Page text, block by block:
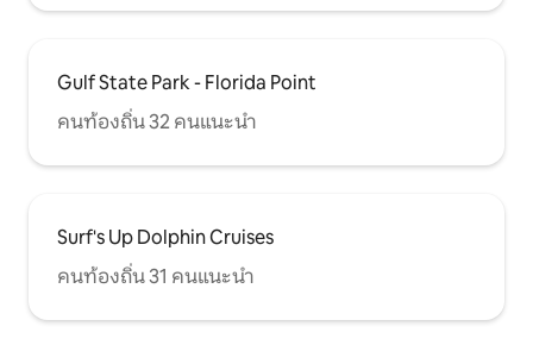
Gulf State Park - Florida Point
คนท้องถิ่น 32 คนแนะนำ
Surf's Up Dolphin Cruises
คนท้องถิ่น 31 คนแนะนำ